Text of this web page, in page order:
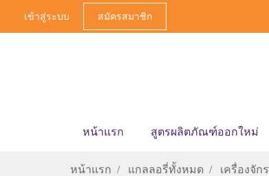
เข้าสู่ระบบ สมัครสมาชิก
หน้าแรก สูตรผลิตภัณฑ์ออกใหม่
หน้าแรก แกลลอรี่ทั้งหมด เครื่องจักร